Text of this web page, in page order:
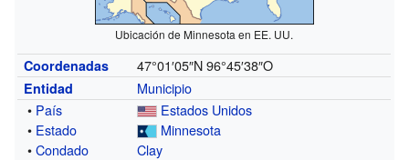
Ubicación de Minnesota en EE. UU.
Coordenadas 47°01′05″N 96°45′38″O
Entidad
Municipio
• País
Estados Unidos
• Estado
Minnesota
•Condado Clay